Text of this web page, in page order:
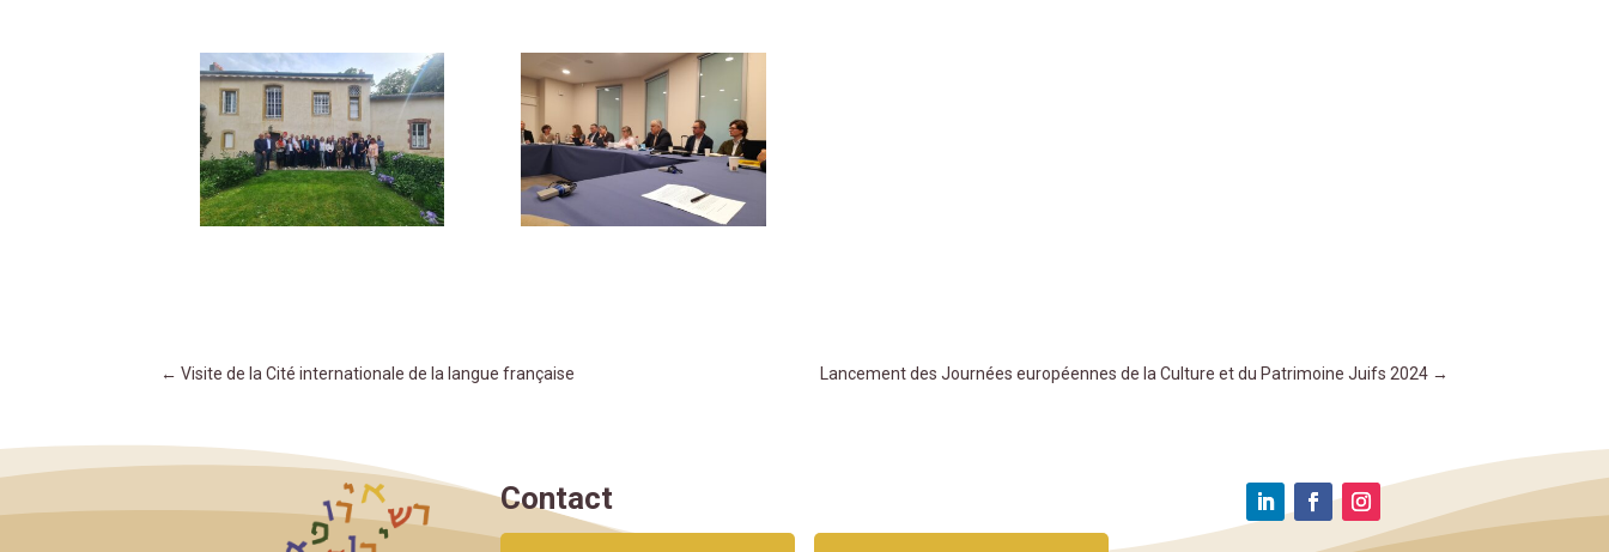
←Visite de la Cité internationale de la langue française Lancement des Journées européennes de la Culture et du Patrimoine Juifs 2024→
Contact